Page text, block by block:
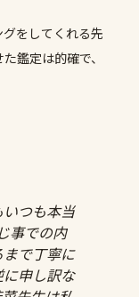
をしてくれる先
鑑定は的確で、
つも本当
事での内
で丁寧に
申し訳な